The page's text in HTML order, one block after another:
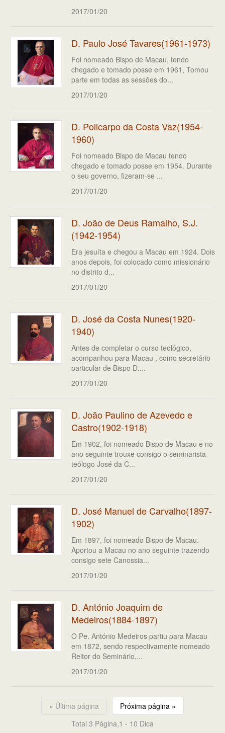
2017/01/20
D. Paulo José Tavares(1961-1973)
Foi nomeado Bispo de Macau, tendo
chegado e tomado posse em 1961, Tomou
parte em todas as sessões do...
2017/01/20
D. Policarpo da Costa Vaz(1954-
1960)
Foi nomeado Bispo de Macau tendo
chegado e tomado posse em 1954. Durante
o seu governo, fizeram-se ...
2017/01/20
D. João de Deus Ramalho, S.J.
(1942-1954)
Era jesuíta e chegou a Macau em 1924. Dois
anos depois, foi colocado como missionário
no distrito d...
2017/01/20
D. José da Costa Nunes(1920-
1940)
Antes de completar o curso teológico,
acompanhou para Macau , como secretário
particular de Bispo D....
2017/01/20
D. João Paulino de Azevedo e
Castro(1902-1918)
Em 1902, foi nomeado Bispo de Macau e no
ano seguinte trouxe consigo o seminarista
teólogo José da C...
2017/01/20
D. José Manuel de Carvalho(1897-
1902)
Em 1897, foi nomeado Bispo de Macau.
Aportou a Macau no ano seguinte trazendo
consigo sete Canossia...
2017/01/20
D. António Joaquim de
Medeiros(1884-1897)
O Pe. António Medeiros partiu para Macau
em 1872, sendo respectivamente nomeado
Reitor do Seminário,...
2017/01/20
« Última página
Próxima página »
Total 3 Página,1 - 10 Dica